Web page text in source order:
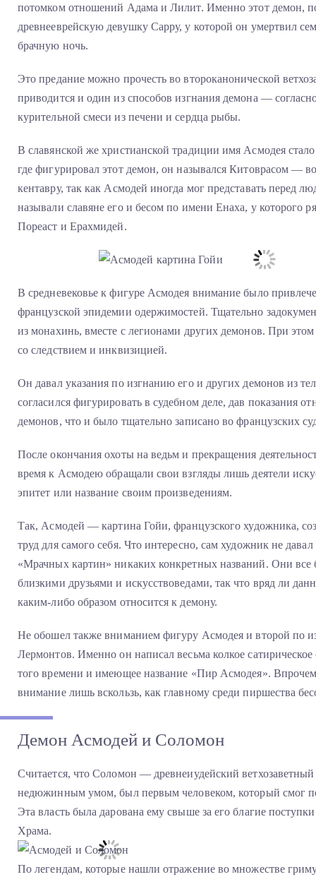
потомком отношений Адама и Лилит. Именно этот демон,
древнееврейскую девушку Сарру, у которой он умертвил
брачную ночь.
Это предание можно прочесть во второканонической
приводится и один из способов изгнания демона —
курительной смеси из печени и сердца рыбы.
В славянской же христианской традиции имя Асмодея
где фигурировал этот демон, он назывался Китоврасом —
кентавру, так как Асмодей иногда мог представать перед
называли славяне его и бесом по имени Енаха, у которого
Пореаст и Ерахмидей.
В средневековье к фигуре Асмодея внимание было
французской эпидемии одержимостей. Тщательно
из монахинь, вместе с легионами других демонов. При
со следствием и инквизицией.
Он давал указания по изгнанию его и других демонов из
согласился фигурировать в судебном деле, дав показания
демонов, что и было тщательно записано во французских
После окончания охоты на ведьм и прекращения
время к Асмодею обращали свои взгляды лишь деятели
эпитет или название своим произведениям.
Так, Асмодей — картина Гойи, французского художника,
труд для самого себя. Что интересно, сам художник не
«Мрачных картин» никаких конкретных названий. Они
близкими друзьями и искусствоведами, так что вряд ли
каким-либо образом относится к демону.
Не обошел также вниманием фигуру Асмодея и второй по
Лермонтов. Именно он написал весьма колкое
того времени и имеющее название «Пир Асмодея».
внимание лишь вскользь, как главному среди пиршества
Демон Асмодей и Соломон
Считается, что Соломон — древнеиудейский
недюжинным умом, был первым человеком, который смог
Эта власть была дарована ему свыше за его благие
Храма.
По легендам, которые нашли отражение во множестве